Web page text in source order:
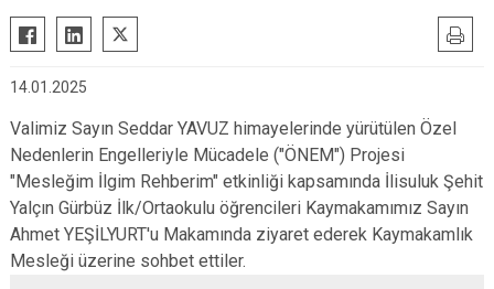
Darende
Doğanşehir
Doğanyol
14.01.2025
Valimiz Sayın Seddar YAVUZ himayelerinde yürütülen Özel
Nedenlerin Engelleriyle Mücadele ("ÖNEM") Projesi
"Mesleğim İlgim Rehberim" etkinliği kapsamında İlisuluk Şehit
Yalçın Gürbüz İlk/Ortaokulu öğrencileri Kaymakamımız Sayın
Ahmet YEŞİLYURT'u Makamında ziyaret ederek Kaymakamlık
Mesleği üzerine sohbet ettiler.